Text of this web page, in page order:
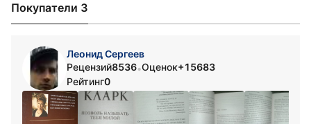
Покупатели 3
Леонид Сергеев
Рецензий8536•Оценок+15683
Рейтинг0